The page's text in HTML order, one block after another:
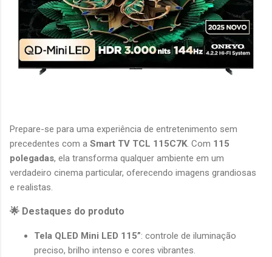
Prepare-se para uma experiência de entretenimento sem
precedentes com a Smart TV TCL 115C7K. Com 115
polegadas, ela transforma qualquer ambiente em um
verdadeiro cinema particular, oferecendo imagens grandiosas
e realistas.
🌟 Destaques do produto
Tela QLED Mini LED 115”: controle de iluminação
preciso, brilho intenso e cores vibrantes.